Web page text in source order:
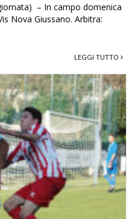
– In campo domenica
Nova Giussano. Arbitra:
LEGGI TUTTO